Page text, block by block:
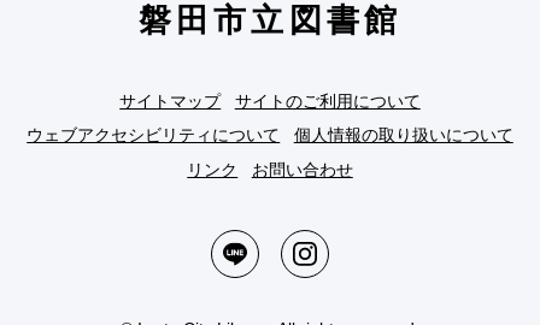
磐田市立図書館
サイトマップ
サイトのご利用について
ウェブアクセシビリティについて
個人情報の取り扱いについて
リンク
お問い合わせ